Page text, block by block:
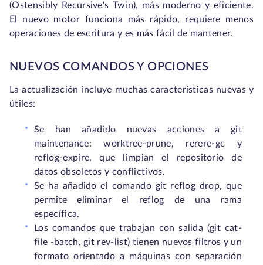
(Ostensibly Recursive's Twin), más moderno y eficiente.
El nuevo motor funciona más rápido, requiere menos
operaciones de escritura y es más fácil de mantener.
NUEVOS COMANDOS Y OPCIONES
La actualización incluye muchas características nuevas y
útiles:
Se han añadido nuevas acciones a git
maintenance:worktree-prune, rerere-gc y
reflog-expire, que limpian el repositorio de
datos obsoletos y conflictivos.
Se ha añadido el comando git reflog drop, que
permite eliminar el reflog de una rama
específica.
Los comandos que trabajan con salida (git cat-
file -batch, git rev-list) tienen nuevos filtros y un
formato orientado a máquinas con separación